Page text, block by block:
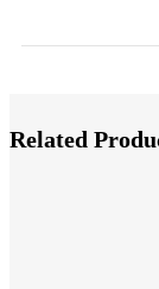
Related